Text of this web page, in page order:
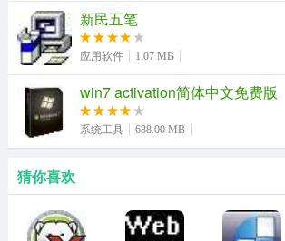
1.改变对象的属性。
2.可撤消任意操作。
3.在不同pdf文件间拷贝粘贴任意对象。
4.在pdf和任意windows应用程序间拷贝粘
6.以和adobe pdf reader几乎相同的效果
7.页面缩放。－可靠的所见即所得的编辑
新民五笔
应用软件 1.07 MB
win7 activation简体中文免费版
系统工具 688.00 MB
猜你喜欢